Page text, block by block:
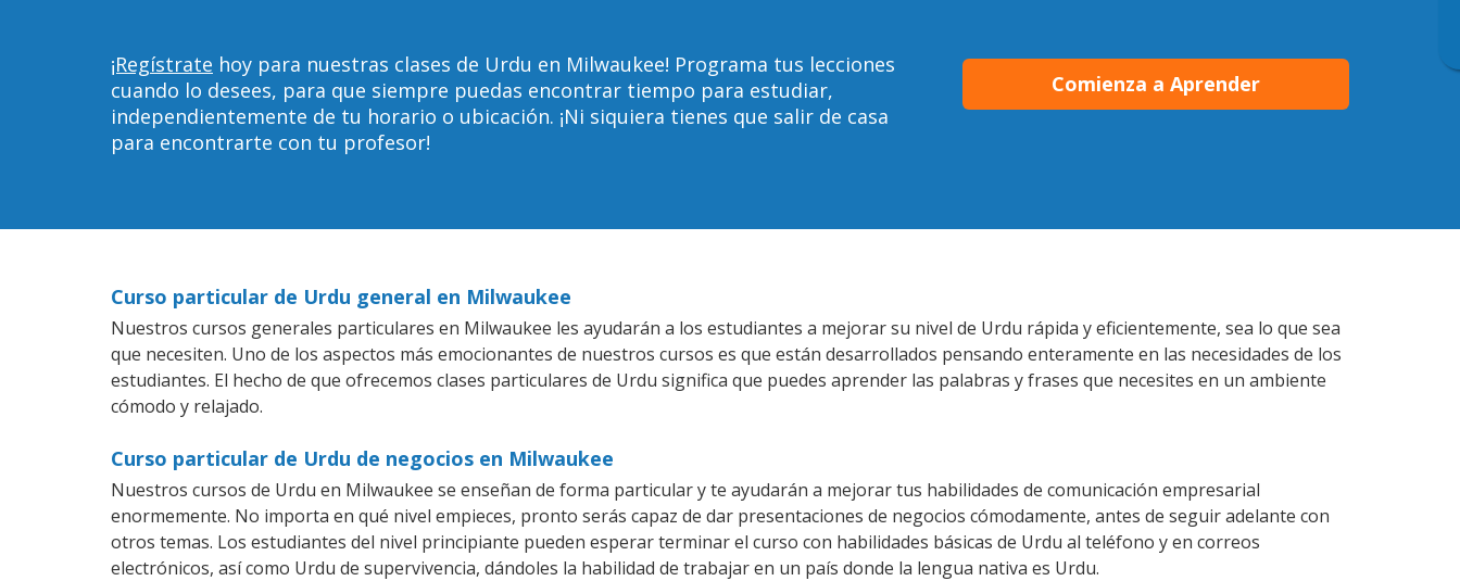
¡Regístrate hoy para nuestras clases de Urdu en Milwaukee! Programa tus lecciones
cuando lo desees, para que siempre puedas encontrar tiempo para estudiar,
independientemente de tu horario o ubicación. ¡Ni siquiera tienes que salir de casa
para encontrarte con tu profesor!
Comienza a Aprender
Curso particular de Urdu general en Milwaukee
Nuestros cursos generales particulares en Milwaukee les ayudarán a los estudiantes a mejorar su nivel de Urdu rápida y eficientemente, sea lo que sea
que necesiten. Uno de los aspectos más emocionantes de nuestros cursos es que están desarrollados pensando enteramente en las necesidades de los
estudiantes. El hecho de que ofrecemos clases particulares de Urdu significa que puedes aprender las palabras y frases que necesites en un ambiente
cómodo y relajado.
Curso particular de Urdu de negocios en Milwaukee
Nuestros cursos de Urdu en Milwaukee se enseñan de forma particular y te ayudarán a mejorar tus habilidades de comunicación empresarial
enormemente. No importa en qué nivel empieces, pronto serás capaz de dar presentaciones de negocios cómodamente, antes de seguir adelante con
otros temas. Los estudiantes del nivel principiante pueden esperar terminar el curso con habilidades básicas de Urdu al teléfono y en correos
electrónicos, así como Urdu de supervivencia, dándoles la habilidad de trabajar en un país donde la lengua nativa es Urdu.